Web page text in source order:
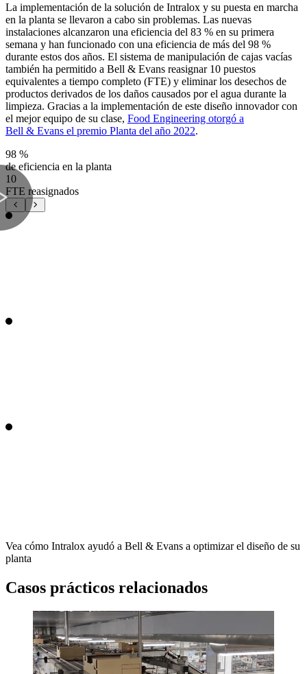
La implementación de la solución de Intralox y su puesta en marcha
en la planta se llevaron a cabo sin problemas. Las nuevas
instalaciones alcanzaron una eficiencia del 83 % en su primera
semana y han funcionado con una eficiencia de más del 98 %
durante estos dos años. El sistema de manipulación de cajas vacías
también ha permitido a Bell & Evans reasignar 10 puestos
equivalentes a tiempo completo (FTE) y eliminar los desechos de
productos derivados de los daños causados por el agua durante la
limpieza. Gracias a la implementación de este diseño innovador con
el mejor equipo de su clase, Food Engineering otorgó a
Bell & Evans el premio Planta del año 2022.
98 %
de eficiencia en la planta
10
FTE reasignados
Vea cómo Intralox ayudó a Bell & Evans a optimizar el diseño de su
planta
Casos prácticos relacionados